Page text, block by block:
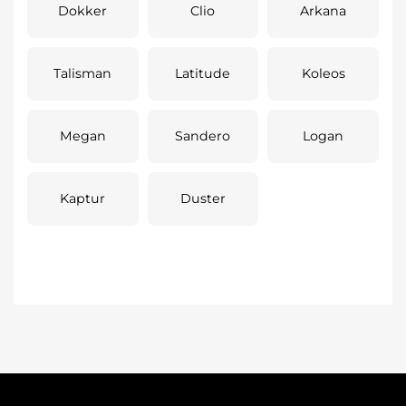
Dokker Clio Arkana
Talisman Latitude Koleos
Megan Sandero Logan
Kaptur Duster